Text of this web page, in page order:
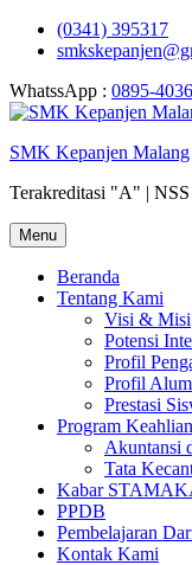
Skip
(0341) 395317
WhatssApp : 0895-
SMK Kepanjen Malang
Terakreditasi "A" |
Menu
Beranda
Tentang Kami
Visi & Misi
Potensi
Profil
Profil
Prestasi
Program Keahlian
Akuntansi
Tata
Kabar
PPDB
Pembelajaran
Kontak Kami